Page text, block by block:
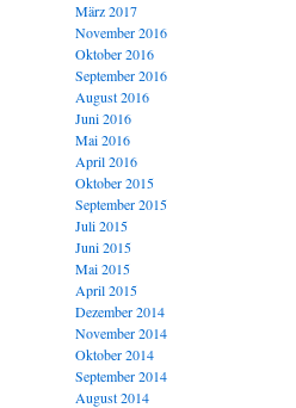
März 2017
November 2016
Oktober 2016
September 2016
August 2016
Juni 2016
Mai 2016
April 2016
Oktober 2015
September 2015
Juli 2015
Juni 2015
Mai 2015
April 2015
Dezember 2014
November 2014
Oktober 2014
September 2014
August 2014